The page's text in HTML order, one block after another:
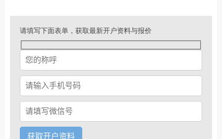
请填写下面表单，获取最新开户资料与报价